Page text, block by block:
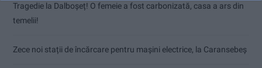
Tragedie la Dalboşeț! O femeie a fost carbonizată, casa a ars din
temelii!
Zece noi stații de încărcare pentru mașini electrice, la Caransebeș